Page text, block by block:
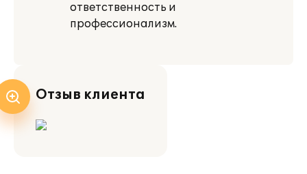
ответственность и
профессионализм.
Отзыв клиента